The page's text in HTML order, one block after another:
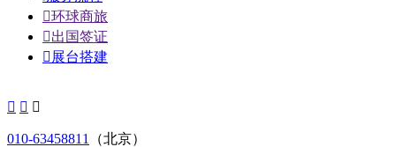
环球商旅
出国签证
 展台搭建
  
010-63458811 （北京）